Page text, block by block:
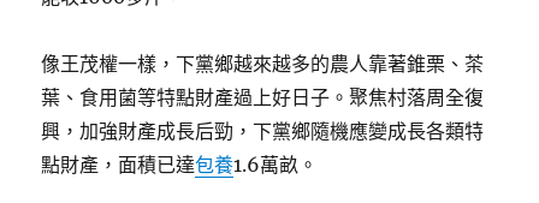
像王茂權一樣，下黨鄉越來越多的農人靠著錐栗、茶
葉、食用菌等特點財產過上好日子。聚焦村落周全復
興，加強財產成長后勁，下黨鄉隨機應變成長各類特
點財產，面積已達包養1.6萬畝。